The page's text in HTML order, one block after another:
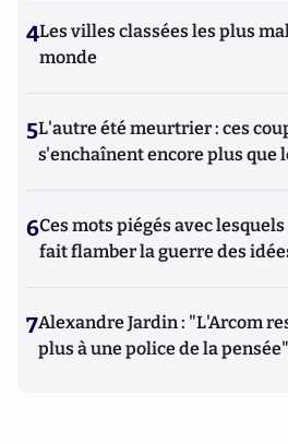
4Les villes classées les plus
monde
5L'autre été meurtrier : ces
s'enchaînent encore plus que
6Ces mots piégés avec
fait flamber la guerre des
7Alexandre Jardin : "L'Arcom
plus à une police de la pensée"